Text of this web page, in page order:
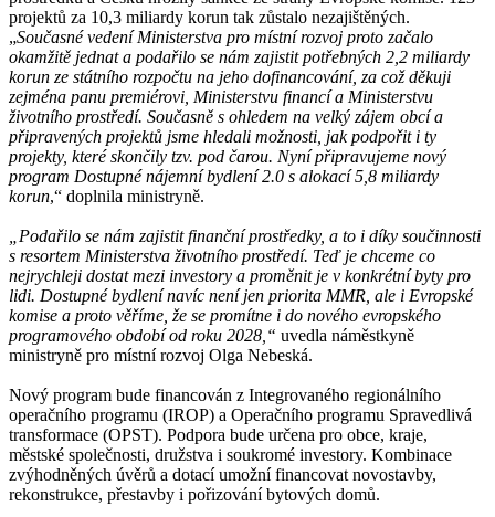
projektů za 10,3 miliardy korun tak zůstalo nezajištěných.
„Současné vedení Ministerstva pro místní rozvoj proto začalo
okamžitě jednat a podařilo se nám zajistit potřebných 2,2 miliardy
korun ze státního rozpočtu na jeho dofinancování, za což děkuji
zejména panu premiérovi, Ministerstvu financí a Ministerstvu
životního prostředí. Současně s ohledem na velký zájem obcí a
připravených projektů jsme hledali možnosti, jak podpořit i ty
projekty, které skončily tzv. pod čarou. Nyní připravujeme nový
program Dostupné nájemní bydlení 2.0 s alokací 5,8 miliardy
korun,“ doplnila ministryně.
„Podařilo se nám zajistit finanční prostředky, a to i díky součinnosti
s resortem Ministerstva životního prostředí. Teď je chceme co
nejrychleji dostat mezi investory a proměnit je v konkrétní byty pro
lidi. Dostupné bydlení navíc není jen priorita MMR, ale i Evropské
komise a proto věříme, že se promítne i do nového evropského
programového období od roku 2028,“ uvedla náměstkyně
ministryně pro místní rozvoj Olga Nebeská.
Nový program bude financován z Integrovaného regionálního
operačního programu (IROP) a Operačního programu Spravedlivá
transformace (OPST). Podpora bude určena pro obce, kraje,
městské společnosti, družstva i soukromé investory. Kombinace
zvýhodněných úvěrů a dotací umožní financovat novostavby,
rekonstrukce, přestavby i pořizování bytových domů.